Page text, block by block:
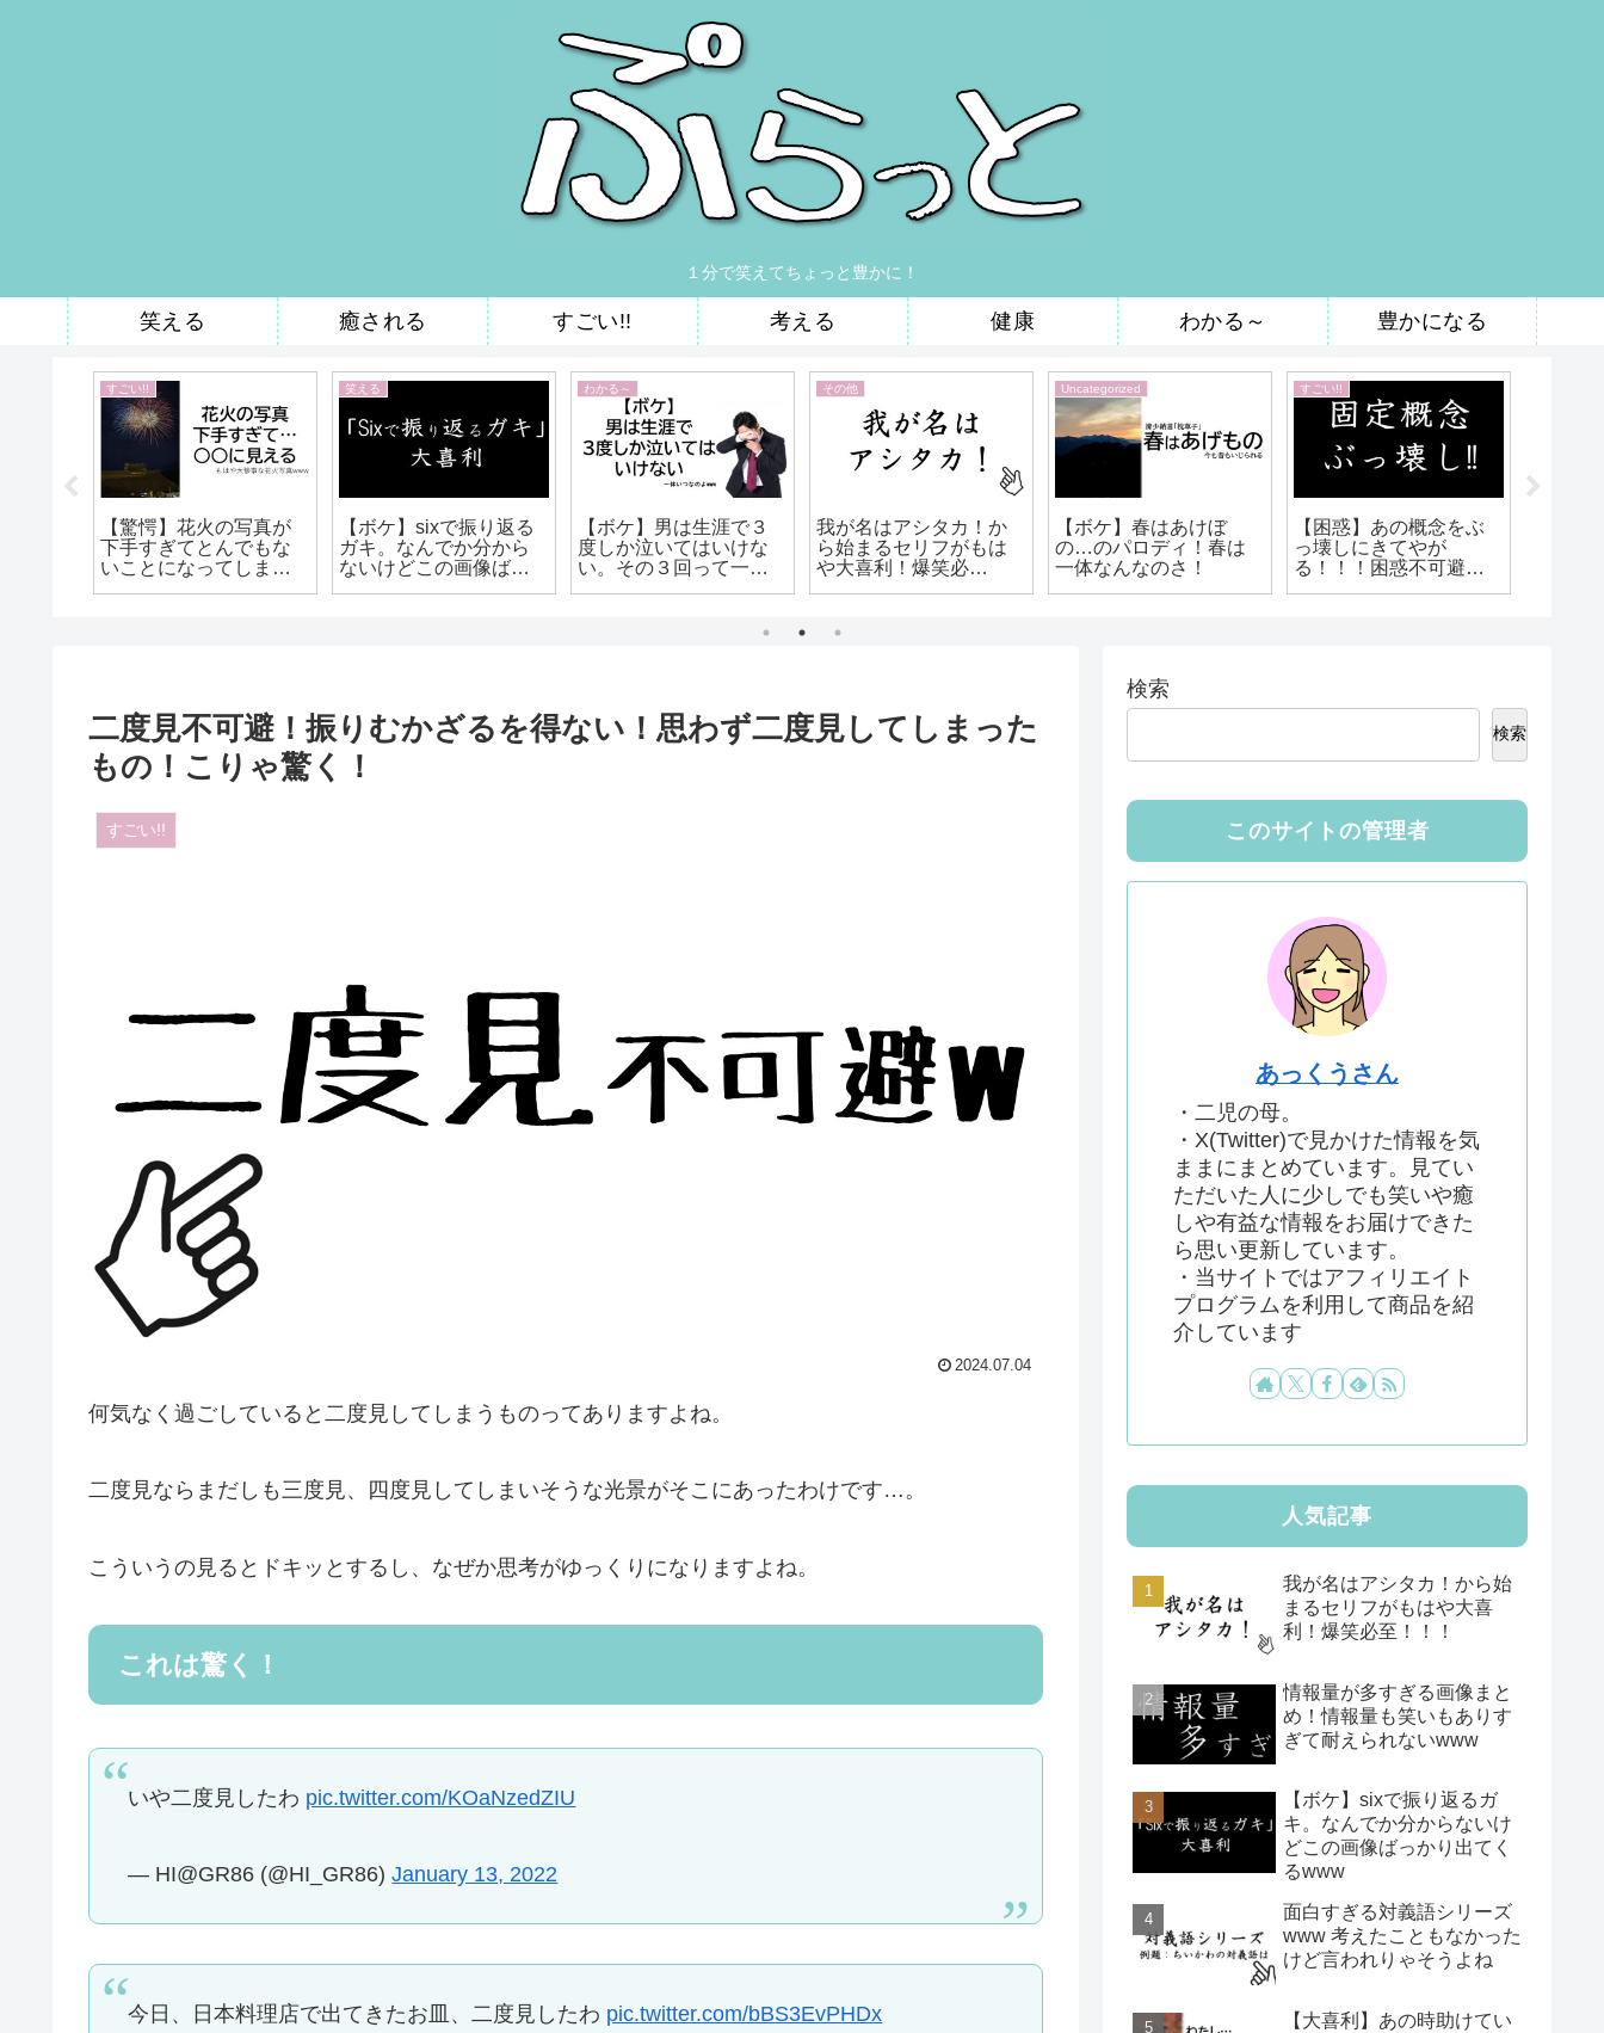
１分で笑えてちょっと豊かに！
笑える 癒される すごい!! 考える 健康 わかる～ 豊かになる
すごい!!
【驚愕】花火の写真が
下手すぎてとんでもな
いことになってしまっ
笑える
【ボケ】sixで振り返る
ガキ。なんでか分から
ないけどこの画像ばっ
わかる～
【ボケ】男は生涯で３
度しか泣いてはいけな
い。その３回って一体
その他
我が名はアシタカ！か
ら始まるセリフがもは
や大喜利！爆笑必
Uncategorized
【ボケ】春はあけぼ
の…のパロディ！春は
一体なんなのさ！
すごい!!
【困惑】あの概念をぶ
っ壊しにきてやが
る！！！困惑不可避の
二度見不可避！振りむかざるを得ない！思わず二度見してしまった
もの！こりゃ驚く！
すごい!!
2024.07.04
何気なく過ごしていると二度見してしまうものってありますよね。
二度見ならまだしも三度見、四度見してしまいそうな光景がそこにあったわけです…。
こういうの見るとドキッとするし、なぜか思考がゆっくりになりますよね。
これは驚く！
いや二度見したわ pic.twitter.com/KOaNzedZIU
— HI@GR86 (@HI_GR86)January 13, 2022
今日、日本料理店で出てきたお皿、二度見したわ pic.twitter.com/bBS3EvPHDx
検索
検索
このサイトの管理者
あっくうさん
・二児の母。
・X(Twitter)で見かけた情報を気
ままにまとめています。見てい
ただいた人に少しでも笑いや癒
しや有益な情報をお届けできた
ら思い更新しています。
・当サイトではアフィリエイト
プログラムを利用して商品を紹
介しています
人気記事
我が名はアシタカ！から始
まるセリフがもはや大喜
利！爆笑必至！！！
情報量が多すぎる画像まと
め！情報量も笑いもありす
ぎて耐えられないwww
【ボケ】sixで振り返るガ
キ。なんでか分からないけ
どこの画像ばっかり出てく
るwww
面白すぎる対義語シリーズ
www 考えたこともなかった
けど言われりゃそうよね
【大喜利】あの時助けてい